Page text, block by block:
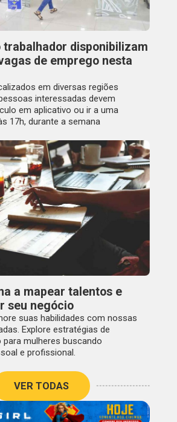
trabalhador disponibilizam
de emprego nesta
em diversas regiões
interessadas devem
em aplicativo ou ir a uma
17h, durante a semana
a mapear talentos e
seu negócio
suas habilidades com nossas
Explore estratégias de
mulheres buscando
e profissional.
VER TODAS